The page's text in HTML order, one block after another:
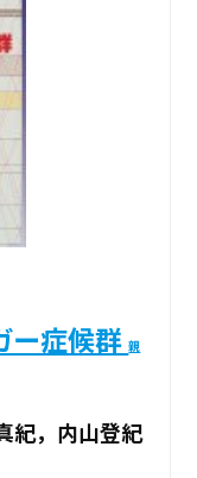
ー症候群親
紀，内山登紀